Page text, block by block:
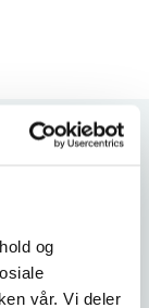
og
vår. Vi deler